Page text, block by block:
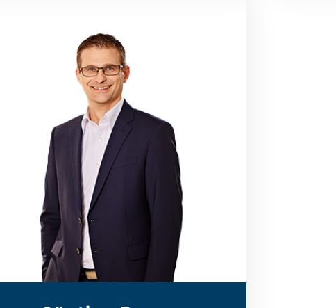
Günther Bauer ist seit 2005 bei SLG
tätig. Er berät renommierte
Unternehmen in den Bereichen
Corporate Finance und Risiko-
Management und ist spezialisiert auf die
Analyse und Bewertung von derivativen
Finanzinstrumenten.